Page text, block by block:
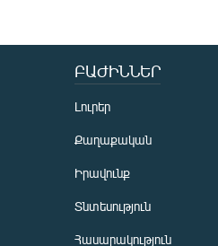
ԲԱԺԻՆՆԵՐ
Լուրեր
Քաղաքական
Իրավունք
Տնտեսություն
Հասարակություն